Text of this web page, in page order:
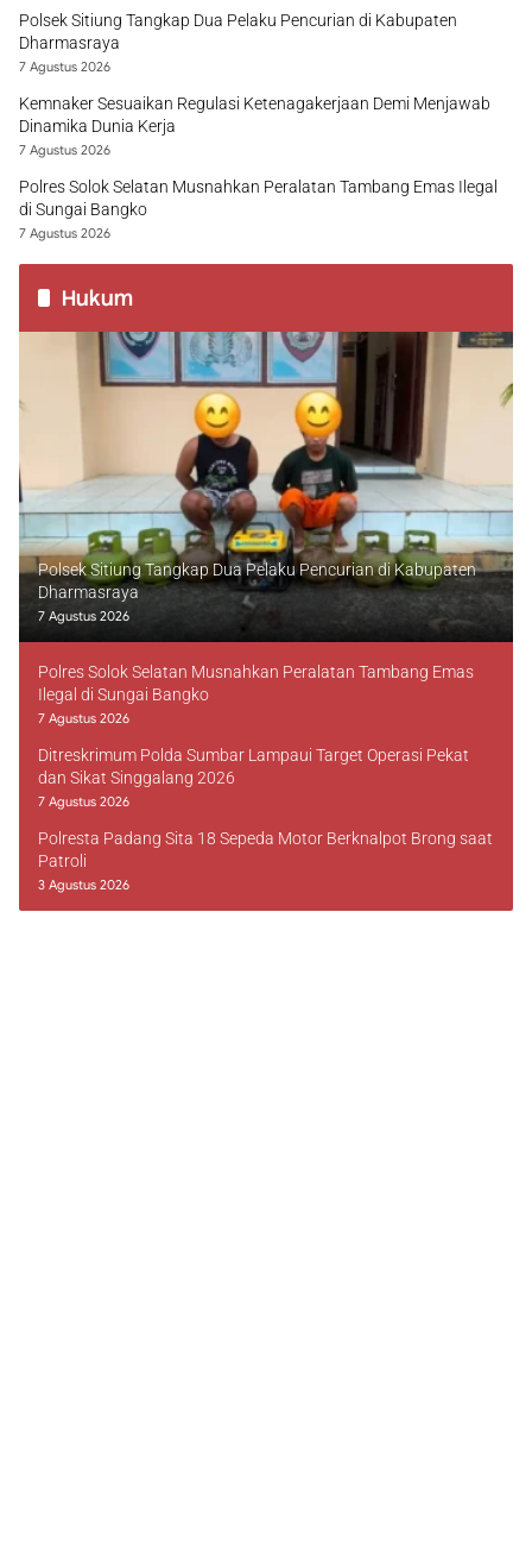
Polsek Sitiung Tangkap Dua Pelaku Pencurian di Kabupaten
Dharmasraya
7 Agustus 2026
Kemnaker Sesuaikan Regulasi Ketenagakerjaan Demi Menjawab
Dinamika Dunia Kerja
7 Agustus 2026
Polres Solok Selatan Musnahkan Peralatan Tambang Emas Ilegal
di Sungai Bangko
7 Agustus 2026
Hukum
Polsek Sitiung Tangkap Dua Pelaku Pencurian di Kabupaten
Dharmasraya
7 Agustus 2026
Polres Solok Selatan Musnahkan Peralatan Tambang Emas
Ilegal di Sungai Bangko
7 Agustus 2026
Ditreskrimum Polda Sumbar Lampaui Target Operasi Pekat
dan Sikat Singgalang 2026
7 Agustus 2026
Polresta Padang Sita 18 Sepeda Motor Berknalpot Brong saat
Patroli
3 Agustus 2026